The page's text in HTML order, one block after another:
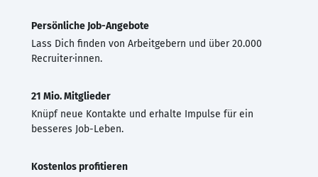
Persönliche Job-Angebote
Lass Dich finden von Arbeitgebern und über 20.000
Recruiter·innen.
21 Mio. Mitglieder
Knüpf neue Kontakte und erhalte Impulse für ein
besseres Job-Leben.
Kostenlos profitieren